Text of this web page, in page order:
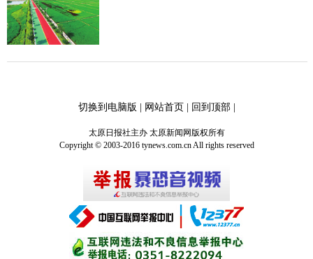
切换到电脑版 网站首页 回到顶部|
太原日报社主办 太原新闻网版权所有
Copyright © 2003-2016 tynews.com.cn All rights reserved